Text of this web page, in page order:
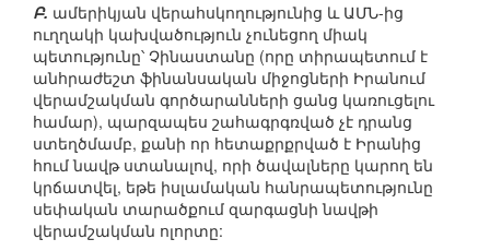
Բ. ամերիկյան վերահսկողությունից և ԱՄՆ-ից
ուղղակի կախվածություն չունեցող միակ
պետությունը՝ Չինաստանը (որը տիրապետում է
անհրաժեշտ ֆինանսական միջոցների Իրանում
վերամշակման գործարանների ցանց կառուցելու
համար), պարզապես շահագրգռված չէ դրանց
ստեղծմամբ, քանի որ հետաքրքրված է Իրանից
հում նավթ ստանալով, որի ծավալները կարող են
կրճատվել, եթե իսլամական հանրապետությունը
սեփական տարածքում զարգացնի նավթի
վերամշակման ոլորտը: